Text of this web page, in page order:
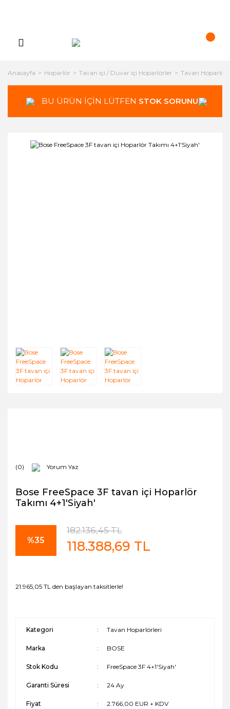
Anasayfa Hoparlör Tavan içi / Duvar içi Hoparlörler Tavan
BU ÜRÜN İÇİN LÜTFEN STOK SORUNUZ
(0) Yorum Yaz
Bose FreeSpace 3F tavan içi Hoparlör
Takımı 4+1'Siyah'
%35
182.136,45 TL
118.388,69 TL
21.965,05 TL den başlayan taksitlerle!
Kategori Tavan Hoparlörleri
Marka BOSE
Stok Kodu FreeSpace 3F 4+1'Siyah'
Garanti Süresi 24 Ay
Fiyat 2.766,00 EUR + KDV